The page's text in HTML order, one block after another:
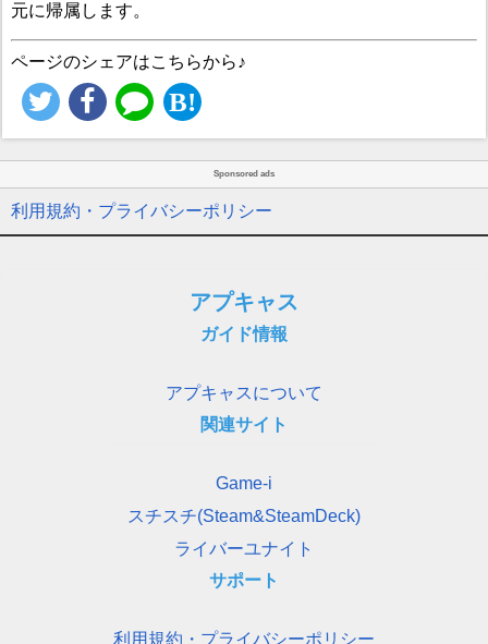
元に帰属します。
ページのシェアはこちらから♪
Sponsored ads
利用規約・プライバシーポリシー
アプキャス
ガイド情報
アプキャスについて
関連サイト
Game-i
スチスチ(Steam&SteamDeck)
ライバーユナイト
サポート
利用規約・プライバシーポリシー